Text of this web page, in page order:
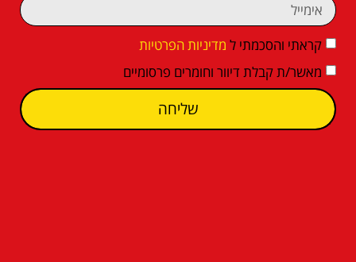
קראתי והסכמתי ל מדיניות הפרטיות
מאשר/ת קבלת דיוור וחומרים פרסומיים
שליחה